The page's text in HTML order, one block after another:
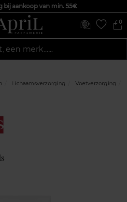
bij aankoop van min. 55€
0
een merk…...
Lichaamsverzorging Voetverzorging